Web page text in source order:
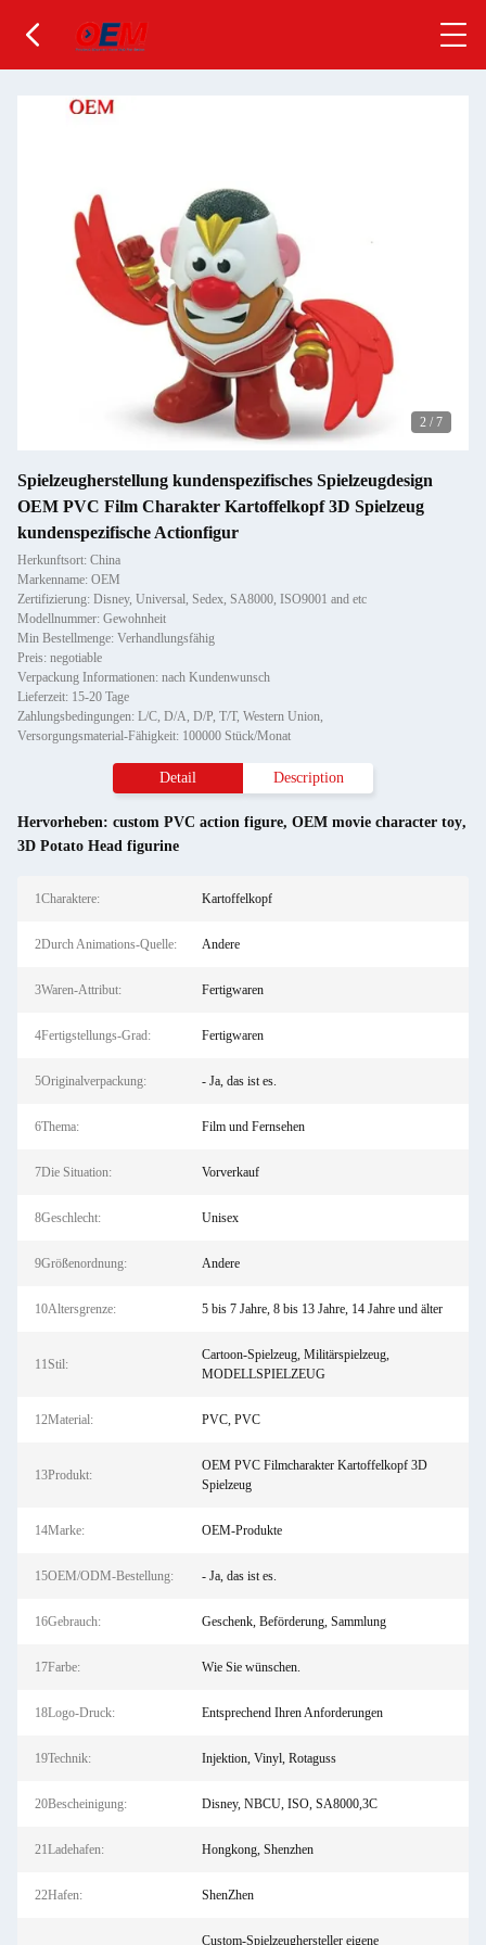
2 / 7
Spielzeugherstellung kundenspezifisches Spielzeugdesign
OEM PVC Film Charakter Kartoffelkopf 3D Spielzeug
kundenspezifische Actionfigur
Herkunftsort: China
Markenname: OEM
Zertifizierung: Disney, Universal, Sedex, SA8000, ISO9001 and etc
Modellnummer: Gewohnheit
Min Bestellmenge: Verhandlungsfähig
Preis: negotiable
Verpackung Informationen: nach Kundenwunsch
Lieferzeit: 15-20 Tage
Zahlungsbedingungen: L/C, D/A, D/P, T/T, Western Union,
Versorgungsmaterial-Fähigkeit: 100000 Stück/Monat
Detail Description
Hervorheben: custom PVC action figure, OEM movie character toy,
3D Potato Head figurine
1Charaktere: Kartoffelkopf
2Durch Animations-Quelle: Andere
3Waren-Attribut: Fertigwaren
4Fertigstellungs-Grad: Fertigwaren
5Originalverpackung: - Ja, das ist es.
6Thema: Film und Fernsehen
7Die Situation: Vorverkauf
8Geschlecht: Unisex
9Größenordnung: Andere
10Altersgrenze: 5 bis 7 Jahre, 8 bis 13 Jahre, 14 Jahre und älter
11Stil:
Cartoon-Spielzeug, Militärspielzeug,
MODELLSPIELZEUG
12Material: PVC, PVC
13Produkt:
OEM PVC Filmcharakter Kartoffelkopf 3D
Spielzeug
14Marke: OEM-Produkte
15OEM/ODM-Bestellung: - Ja, das ist es.
16Gebrauch: Geschenk, Beförderung, Sammlung
17Farbe: Wie Sie wünschen.
18Logo-Druck: Entsprechend Ihren Anforderungen
19Technik: Injektion, Vinyl, Rotaguss
20Bescheinigung: Disney, NBCU, ISO, SA8000,3C
21Ladehafen: Hongkong, Shenzhen
22Hafen: ShenZhen
Custom-Spielzeughersteller eigene